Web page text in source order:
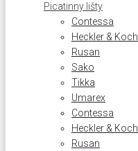
Picatinny lišty
Contessa
Heckler & Koch
Rusan
Sako
Tikka
Umarex
Contessa
Heckler & Koch
Rusan